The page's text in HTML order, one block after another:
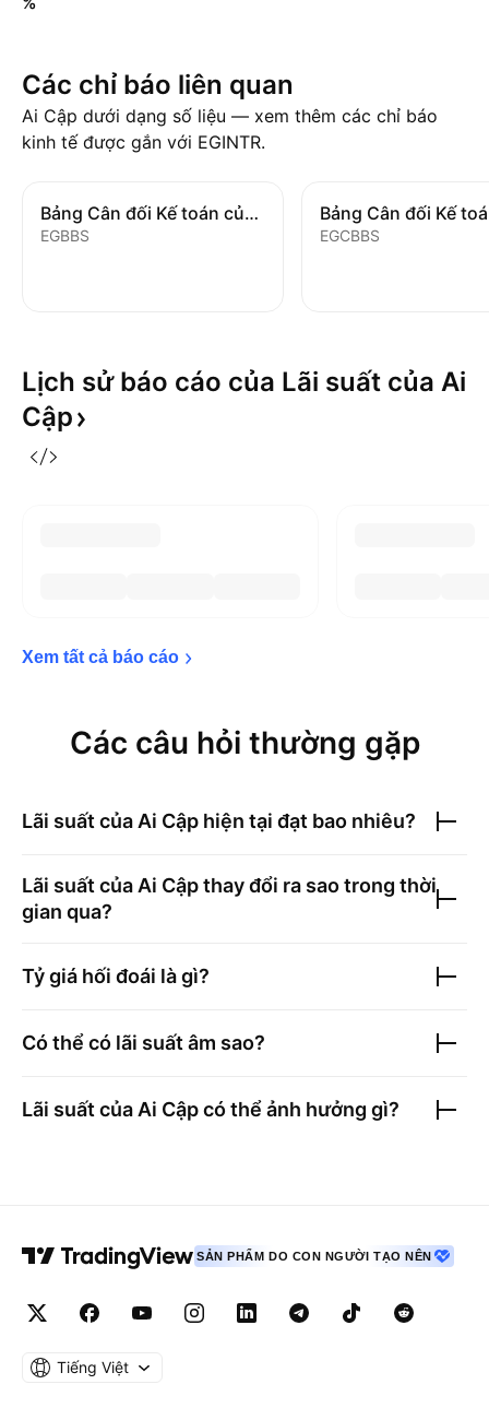
Các chỉ báo liên quan
Ai Cập dưới dạng số liệu — xem thêm các chỉ báo
kinh tế được gắn với EGINTR.
Bảng Cân đối Kế toán của Ngân hàng
EGBBS EGCBBS
Lịch sử báo cáo của Lãi suất của Ai
Cập
Xem tất cả báo cáo
Các câu hỏi thường gặp
Lãi suất của Ai Cập hiện tại đạt bao nhiêu?
Lãi suất của Ai Cậpthay đổi ra sao trong thời
gian qua?
Tỷ giá hối đoái là gì?
Có thể có lãi suất âm sao?
Lãi suất của Ai Cậpcó thể ảnh hưởng gì?
SẢN PHẨM DO CON NGƯỜI TẠO NÊN
Tiếng Việt